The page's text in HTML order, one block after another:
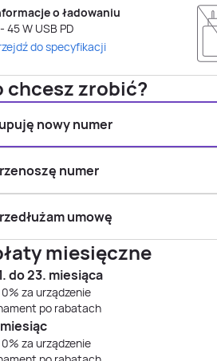
o ładowaniu
45W USB PD
do specyfikacji
chcesz zrobić?
nowy numer
numer
umowę
miesięczne
do 23. miesiąca
za urządzenie
po rabatach
za urządzenie